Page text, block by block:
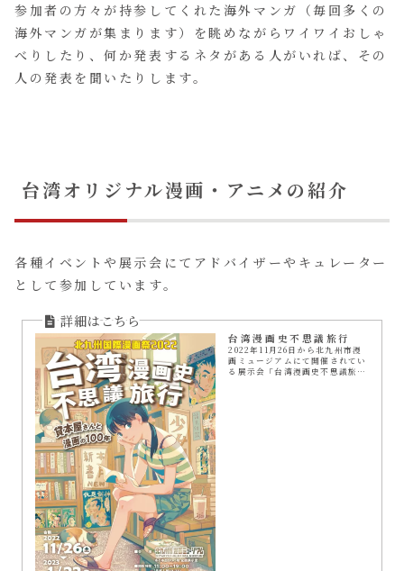
参加者の方々が持参してくれた海外マンガ（毎回多くの
海外マンガが集まります）を眺めながらワイワイおしゃ
べりしたり、何か発表するネタがある人がいれば、その
人の発表を聞いたりします。
台湾オリジナル漫画・アニメの紹介
各種イベントや展示会にてアドバイザーやキュレーター
として参加しています。
台湾漫画史不思議旅行
2022年11月26日から北九州市漫
画ミュージアムにて開催されてい
る展示会「台湾漫画史不思議旅行